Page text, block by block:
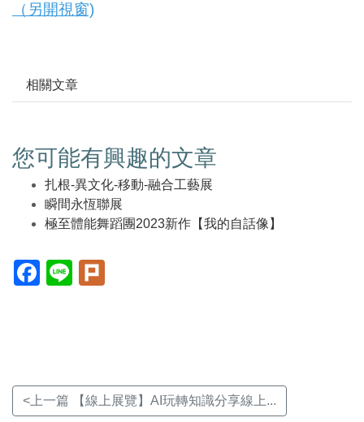
（另開視窗)
相關文章
您可能有興趣的文章
扎根-異文化-移動-融合工藝展
瞬間永恆聯展
極至體能舞蹈團2023新作【我的自話像】
Facebook(另
開
Line(另
開
<上一篇 【線上展覽】AI玩轉知識分享線上...